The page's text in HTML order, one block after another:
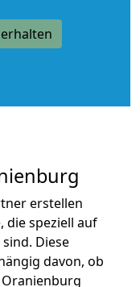
erstellen
die speziell auf
Diese
davon, ob